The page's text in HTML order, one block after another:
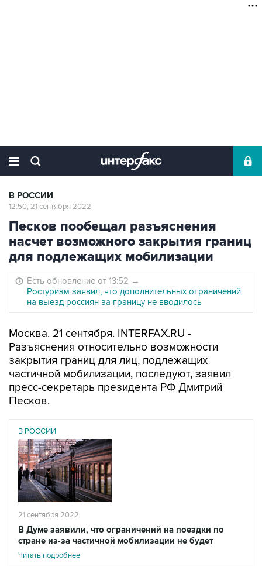
В РОССИИ
12:50, 21 сентября 2022
Песков пообещал разъяснения
насчет возможного закрытия границ
для подлежащих мобилизации
Есть обновление от 13:52 →
Ростуризм заявил, что дополнительных ограничений
на выезд россиян за границу не вводилось
Москва. 21 сентября. INTERFAX.RU -
Разъяснения относительно возможности
закрытия границ для лиц, подлежащих
частичной мобилизации, последуют, заявил
пресс-секретарь президента РФ Дмитрий
Песков.
В РОССИИ
21 сентября 2022
В Думе заявили, что ограничений на поездки по
стране из-за частичной мобилизации не будет
Читать подробнее